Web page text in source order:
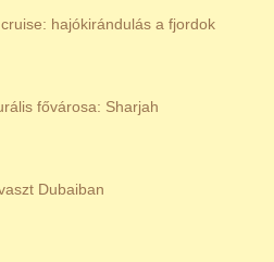
hajókirándulás a fjordok
fővárosa: Sharjah
Dubaiban